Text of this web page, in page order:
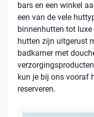
bars en een winkel
een van de vele
binnenhutten tot
hutten zijn uitgerust
badkamer met
kun je bij ons vooraf
reserveren.